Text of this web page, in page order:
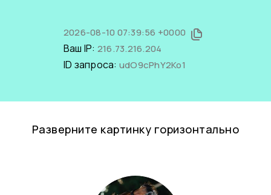
2026-08-10 07:39:56 +0000
Ваш IP: 216.73.216.204
ID запроса: udO9cPhY2Ko1
Разверните картинку горизонтально